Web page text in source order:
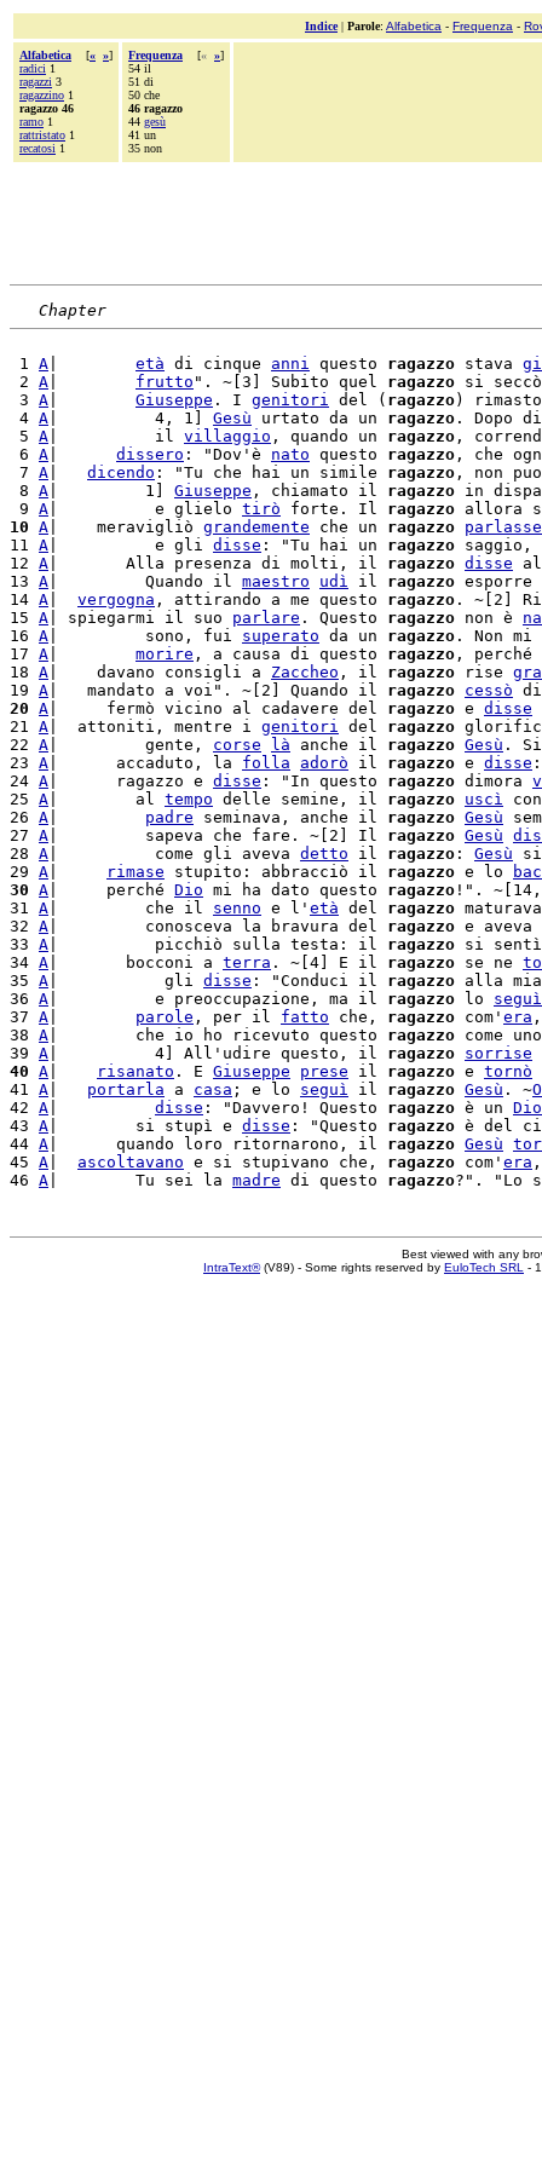
Indice| Parole: Alfabetica - Frequenza -
Alfabetica [« »]
radici 1
ragazzi 3
ragazzino 1
ragazzo 46
ramo 1
rattristato 1
recatosi 1
Frequenza [« »]
54 il
51 di
50 che
46 ragazzo
44 gesù
41 un
35 non
Chapter
1 A età di cinque anni questo ragazzo stava
2 A frutto ". ~[3] Subito quel ragazzo si
3 A Giuseppe . I genitori del ( ragazzo)
4 A |          4, 1] Gesù urtato da un ragazzo . Dopo
5 A |          il villaggio , quando un ragazzo ,
6 A dissero : "Dov'è nato questo ragazzo , che
7 A dicendo : "Tu che hai un simile ragazzo , non
8 A |         1] Giuseppe , chiamato il ragazzo in
9 A |          e glielo tirò forte. Il ragazzo allora
10 A |    meravigliò grandemente che un ragazzo parlasse
11 A |          e gli disse : "Tu hai un ragazzo
12 A |       Alla presenza di molti, il ragazzo disse
13 A |         Quando il maestro udì il ragazzo
14 A vergogna , attirando a me questo ragazzo . ~[2]
15 A | spiegarmi il suo parlare . Questo ragazzo non è
16 A |         sono, fui superato da un ragazzo . Non mi
17 A morire , a causa di questo ragazzo , perché
18 A |    davano consigli a Zaccheo , il ragazzo rise
19 A |   mandato a voi". ~[2] Quando il ragazzo cessò
20 A |     fermò vicino al cadavere del ragazzo e disse
21 A |  attoniti, mentre i genitori del ragazzo
22 A |         gente, corse là anche il ragazzo Gesù .
23 A |      accaduto, la folla adorò il ragazzo e disse
24 A |      ragazzo e disse : "In questo ragazzo dimora
25 A |        al tempo delle semine, il ragazzo uscì
26 A padre seminava, anche il ragazzo Gesù
27 A |         sapeva che fare. ~[2] Il ragazzo Gesù
28 A |          come gli aveva detto il ragazzo : Gesù
29 A rimase stupito: abbracciò il ragazzo e lo
30 A |     perché Dio mi ha dato questo ragazzo !".
31 A |         che il senno e l' età del ragazzo
32 A |         conosceva la bravura del ragazzo e aveva
33 A |          picchiò sulla testa: il ragazzo si
34 A |       bocconi a terra . ~[4] E il ragazzo se ne
35 A |           gli disse : "Conduci il ragazzo alla
36 A |          e preoccupazione, ma il ragazzo lo seguì
37 A parole , per il fatto che, ragazzo com' era
38 A |        che io ho ricevuto questo ragazzo come
39 A |          4] All'udire questo, il ragazzo sorrise
40 A risanato . E Giuseppe prese il ragazzo e tornò
41 A portarla a casa ; e lo seguì il ragazzo Gesù . ~
42 A disse : "Davvero! Questo ragazzo è un Dio
43 A |        si stupì e disse : "Questo ragazzo è del
44 A |      quando loro ritornarono, il ragazzo Gesù
45 A ascoltavano e si stupivano che, ragazzo com' era
46 A |        Tu sei la madre di questo ragazzo?". "Lo
Best viewed with any
IntraText®(V89) - Some rights reserved by EuloTech SRL -